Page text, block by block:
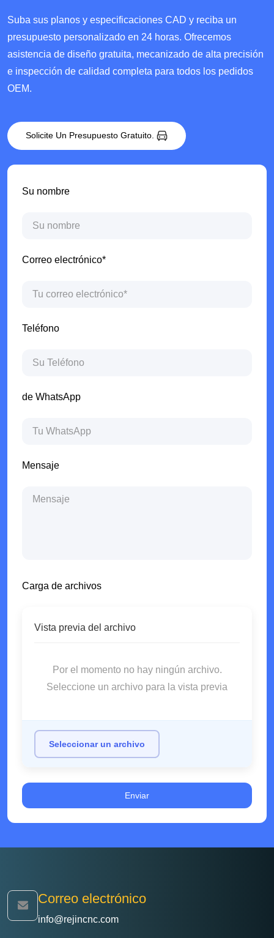
Suba sus planos y especificaciones CAD y reciba un
presupuesto personalizado en 24 horas. Ofrecemos
asistencia de diseño gratuita, mecanizado de alta precisión
e inspección de calidad completa para todos los pedidos
OEM.
Solicite Un Presupuesto Gratuito.
Su nombre
Correo electrónico*
Teléfono
de WhatsApp
Mensaje
Carga de archivos
Vista previa del archivo
Por el momento no hay ningún archivo.
Seleccione un archivo para la vista previa
Seleccionar un archivo
Correo electrónico
info@rejincnc.com